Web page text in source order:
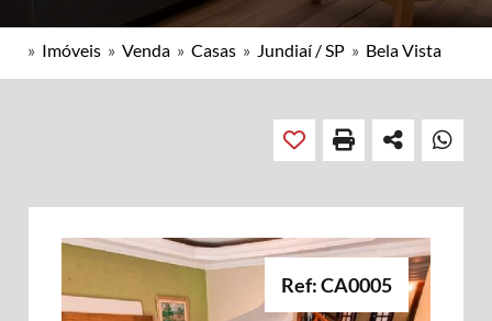
» Imóveis » Venda » Casas » Jundiaí / SP » Bela Vista
Ref: CA0005